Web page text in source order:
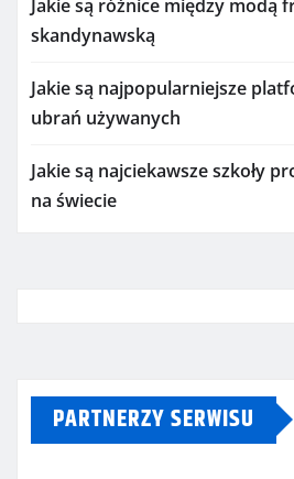
Jakie są różnice między modą
skandynawską
Jakie są najpopularniejsze
ubrań używanych
Jakie są najciekawsze szkoły
na świecie
PARTNERZY SERWISU